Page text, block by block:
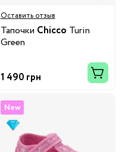
Оставить отзыв
Тапочки Chicco Turin
Green
1 490 грн
New